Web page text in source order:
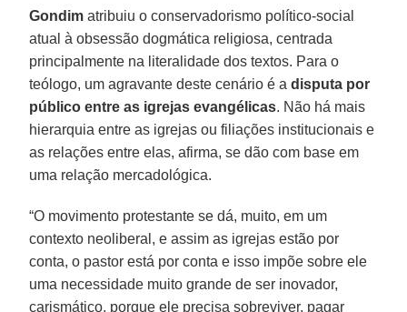
Gondim atribuiu o conservadorismo político-social
atual à obsessão dogmática religiosa, centrada
principalmente na literalidade dos textos. Para o
teólogo, um agravante deste cenário é adisputa por
público entre as igrejas evangélicas. Não há mais
hierarquia entre as igrejas ou filiações institucionais e
as relações entre elas, afirma, se dão com base em
uma relação mercadológica.
“O movimento protestante se dá, muito, em um
contexto neoliberal, e assim as igrejas estão por
conta, o pastor está por conta e isso impõe sobre ele
uma necessidade muito grande de ser inovador,
carismático, porque ele precisa sobreviver, pagar